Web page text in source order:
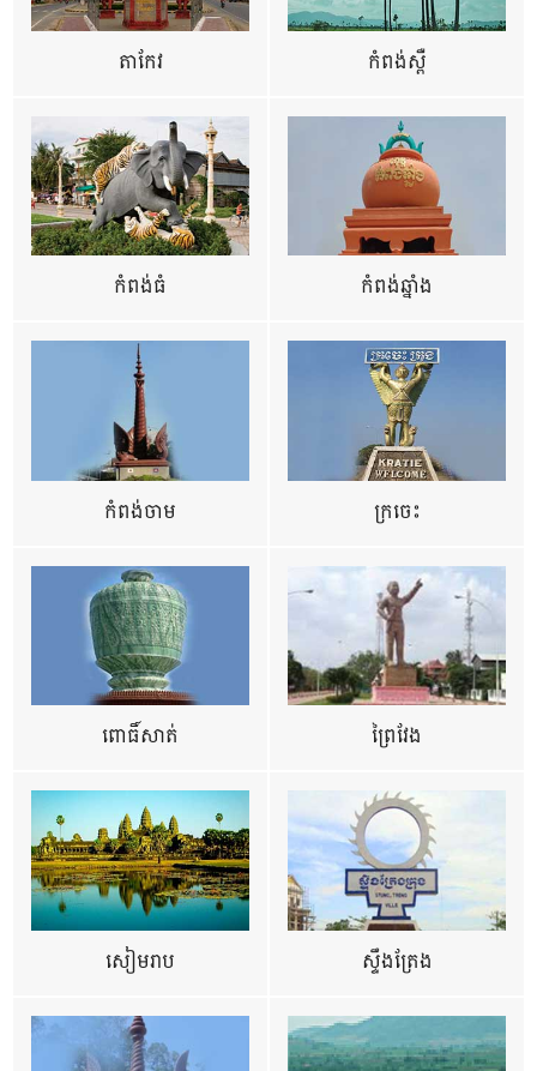
តាកែវ កំពង់ស្ពឺ
កំពង់ធំ កំពង់ឆ្នាំង
កំពង់ចាម ក្រចេះ
ពោធិ៍សាត់ ព្រៃវែង
សៀមរាប ស្ទឹងត្រែង